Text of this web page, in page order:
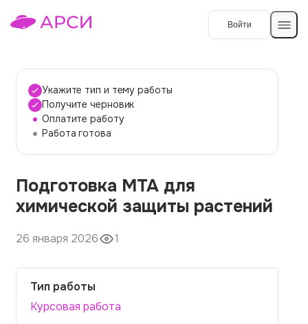
Войти
Темы работ
О сервисе
О компании
Наши гарантии
Порядок оплаты
Вопросы и ответы
Отзывы
Контакты
Укажите тип и тему работы
Получите черновик
Оплатите работу
Работа готова
Подготовка МТА для
химической защиты растений
26 января 2026 1
Тип работы
Курсовая работа